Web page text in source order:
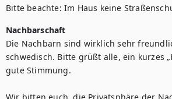
Bitte beachte: Im Haus keine
Nachbarschaft
Die Nachbarn sind wirklich sehr
schwedisch. Bitte grüßt alle, ein kurzes
gute Stimmung.